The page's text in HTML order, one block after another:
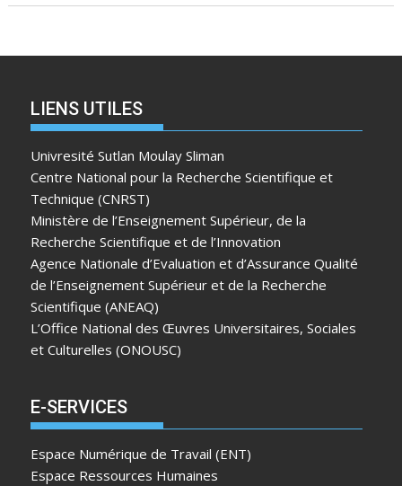
LIENS UTILES
Univresité Sutlan Moulay Sliman
Centre National pour la Recherche Scientifique et
Technique (CNRST)
Ministère de l’Enseignement Supérieur, de la
Recherche Scientifique et de l’Innovation
Agence Nationale d’Evaluation et d’Assurance Qualité
de l’Enseignement Supérieur et de la Recherche
Scientifique (ANEAQ)
L’Office National des Œuvres Universitaires, Sociales
et Culturelles (ONOUSC)
E-SERVICES
Espace Numérique de Travail (ENT)
Espace Ressources Humaines